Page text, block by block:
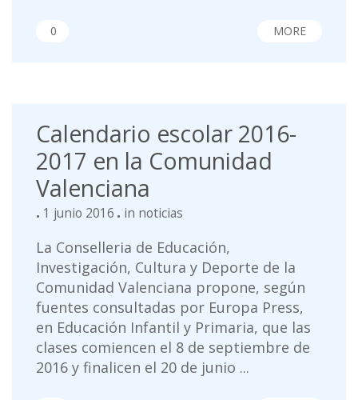
0 MORE
Calendario escolar 2016-
2017 en la Comunidad
Valenciana
1 junio 2016 in noticias
La Conselleria de Educación,
Investigación, Cultura y Deporte de la
Comunidad Valenciana propone, según
fuentes consultadas por Europa Press,
en Educación Infantil y Primaria, que las
clases comiencen el 8 de septiembre de
2016 y finalicen el 20 de junio ...